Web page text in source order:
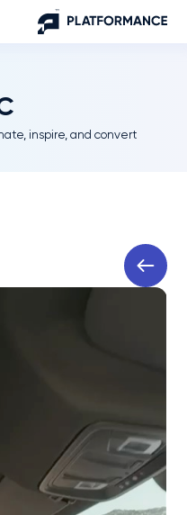
inspire, and convert.